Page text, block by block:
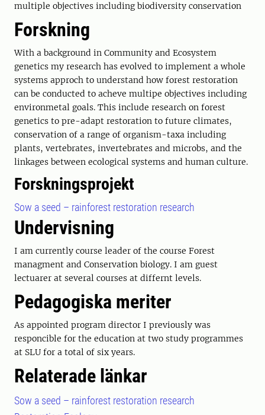
multiple objectives including biodiversity conservation
Forskning
With a background in Community and Ecosystem
genetics my research has evolved to implement a whole
systems approch to understand how forest restoration
can be conducted to acheve multipe objectives including
environmetal goals. This include research on forest
genetics to pre-adapt restoration to future climates,
conservation of a range of organism-taxa including
plants, vertebrates, invertebrates and microbs, and the
linkages between ecological systems and human culture.
Forskningsprojekt
Sow a seed – rainforest restoration research
Undervisning
I am currently course leader of the course Forest
managment and Conservation biology. I am guest
lectuarer at several courses at differnt levels.
Pedagogiska meriter
As appointed program director I previously was
responcible for the education at two study programmes
at SLU for a total of six years.
Relaterade länkar
Sow a seed – rainforest restoration research